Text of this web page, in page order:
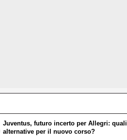
Juventus, futuro incerto per Allegri: quali
alternative per il nuovo corso?